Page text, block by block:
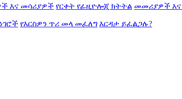
እና መሳሪያዎች የርቀት የፊዚዮሎጂ ክትትል መመሪያዎች
የእርስዎን ጥሪ መላ መፈለግ እርዳታ ይፈልጋሉ?